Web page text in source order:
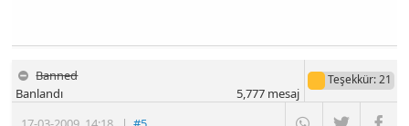
Banned
Banlandı
Teşekkür: 21
5,777mesaj